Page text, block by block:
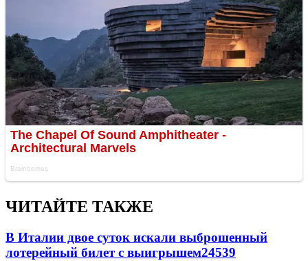
ЧИТАЙТЕ ТАКЖЕ
В Италии двое суток искали выброшенный
лотерейный билет с выигрышем24539